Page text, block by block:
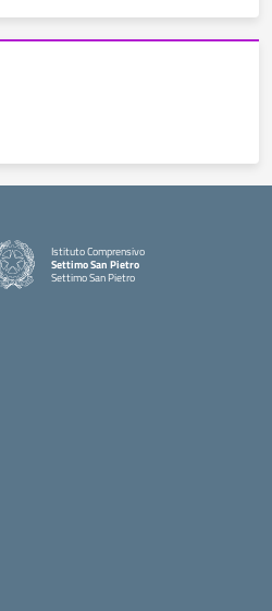
Istituto Comprensivo
Settimo San Pietro
Settimo San Pietro